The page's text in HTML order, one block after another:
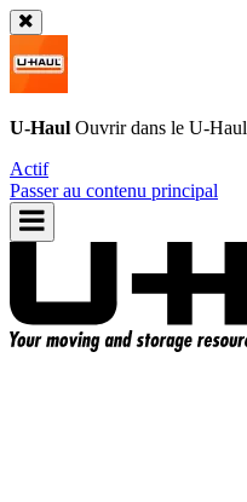
U-Haul Ouvrir dans le U-Haul
Actif
Passer au contenu principal